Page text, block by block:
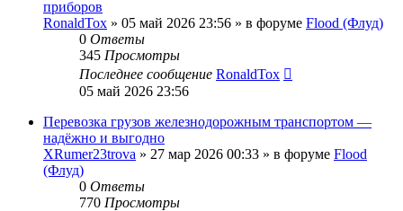
приборов
RonaldTox » 05 май 2026 23:56 » в форуме Flood (Флуд)
0 Ответы
345 Просмотры
Последнее сообщение RonaldTox
05 май 2026 23:56
Перевозка грузов железнодорожным транспортом —
надёжно и выгодно
XRumer23trova » 27 мар 2026 00:33 » в форуме Flood
(Флуд)
0 Ответы
770 Просмотры